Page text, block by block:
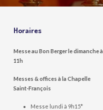
Horaires
Messe au Bon Berger le dimanche à
11h
Messes & offices à la Chapelle
Saint-François
Messe lundi à 9h15*